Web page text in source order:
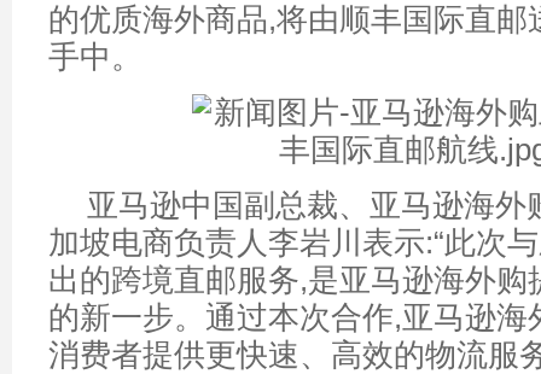
的优质海外商品,将由顺丰国际直邮
手中。
亚马逊中国副总裁、亚马逊海外
加坡电商负责人李岩川表示:“此次
出的跨境直邮服务,是亚马逊海外购
的新一步。通过本次合作,亚马逊海
消费者提供更快速、高效的物流服